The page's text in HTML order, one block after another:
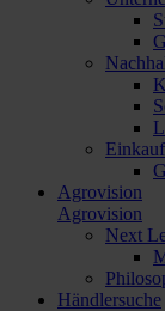
Einkauf
Agrovision
Agrovision
Next
Händlersuche